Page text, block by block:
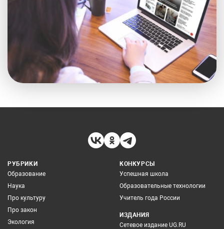
РУБРИКИ
Образование
Наука
Про культуру
Про закон
Экология
КОНКУРСЫ
Успешная школа
Образовательные технологии
Учитель года России
ИЗДАНИЯ
Сетевое издание UG.RU